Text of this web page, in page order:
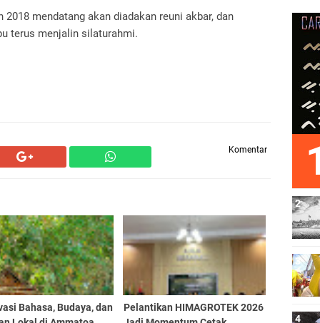
mendatang akan diadakan reuni akbar, dan
terus menjalin silaturahmi.
Komentar
Bahasa, Budaya, dan
Pelantikan HIMAGROTEK 2026